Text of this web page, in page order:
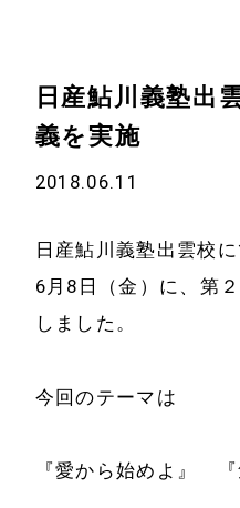
ホーム
サービス
事例と実績
メディア掲載
日産鮎川義塾出
義を実施
2018.06.11
日産鮎川義塾出雲校に
6月8日（金）に、第
しました。
今回のテーマは
『愛から始めよ』 『